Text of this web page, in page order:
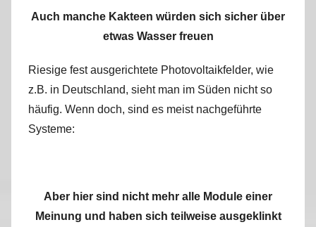
Auch manche Kakteen würden sich sicher über
etwas Wasser freuen
Riesige fest ausgerichtete Photovoltaikfelder, wie
z.B. in Deutschland, sieht man im Süden nicht so
häufig. Wenn doch, sind es meist nachgeführte
Systeme:
Aber hier sind nicht mehr alle Module einer
Meinung und haben sich teilweise ausgeklinkt